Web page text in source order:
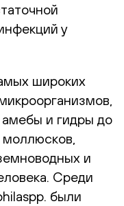
у
широких
и гидры до
и
Среди
были